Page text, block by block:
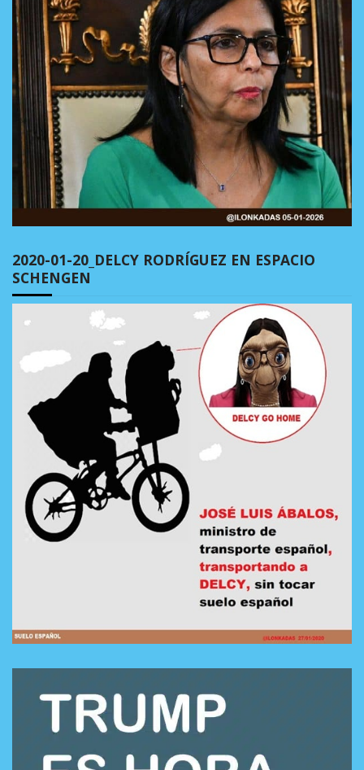
2020-01-20_DELCY RODRÍGUEZ EN ESPACIO
SCHENGEN